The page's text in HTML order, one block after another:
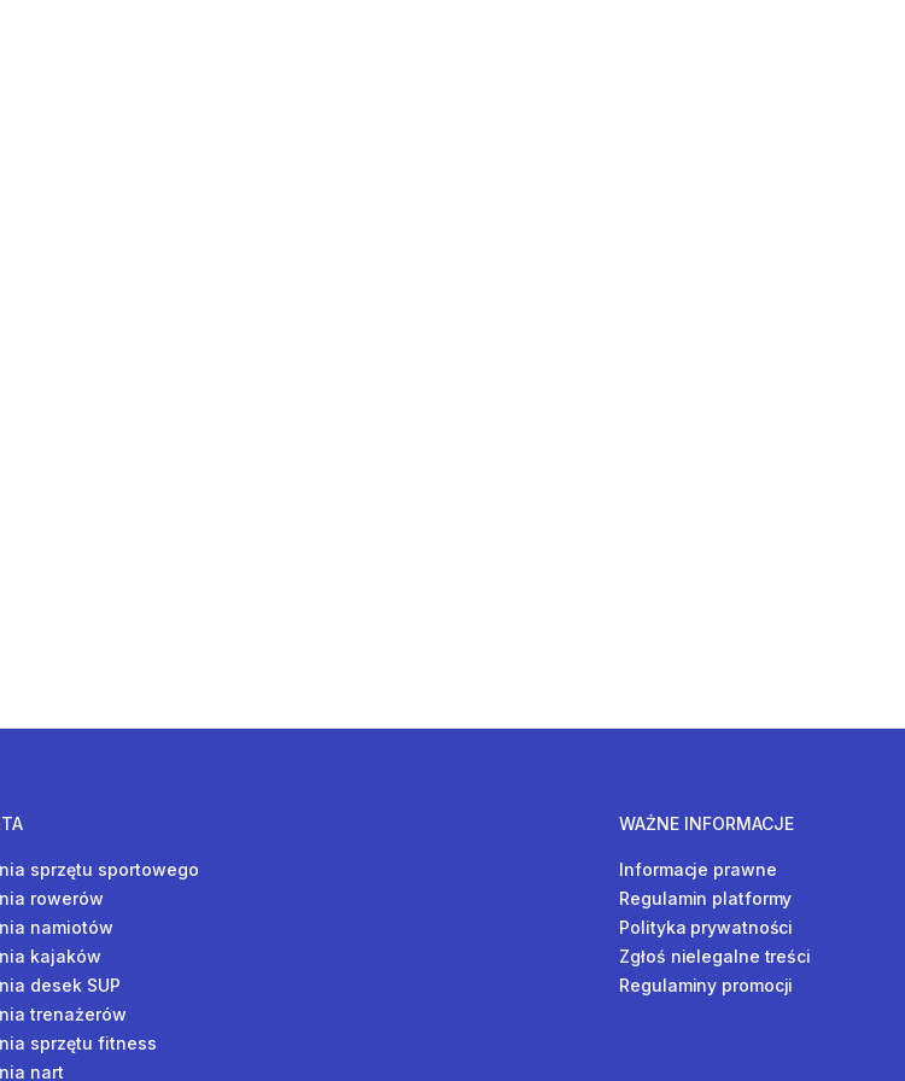
sprzętu sportowego
rowerów
namiotów
kajaków
desek SUP
trenażerów
sprzętu fitness
nart
WAŻNE INFORMACJE
Informacje prawne
Regulamin platformy
Polityka prywatności
Zgłoś nielegalne treści
Regulaminy promocji